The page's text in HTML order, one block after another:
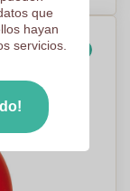
eleccion
que
hayan
servicios.